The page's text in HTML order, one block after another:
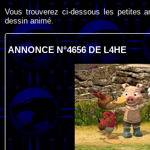
Vous trouverez ci-dessous les petites
dessin animé.
ANNONCE N°4656 DE L4HE